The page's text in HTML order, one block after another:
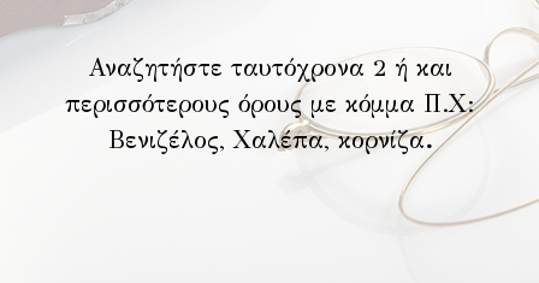
Αναζητήστε ταυτόχρονα 2 ή και
περισσότερους όρους με κόμμα Π.Χ:
Βενιζέλος, Χαλέπα, κορνίζα.